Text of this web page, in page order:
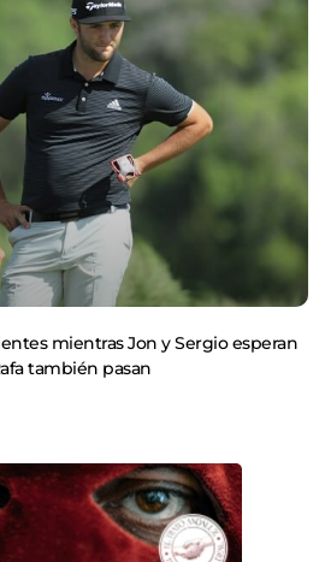
mientras Jon y Sergio esperan
también pasan